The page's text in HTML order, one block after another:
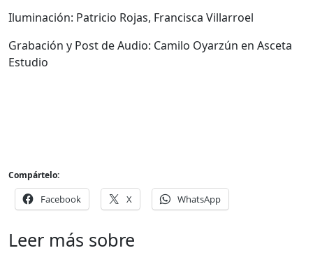
Iluminación: Patricio Rojas, Francisca Villarroel
Grabación y Post de Audio: Camilo Oyarzún en Asceta
Estudio
Compártelo:
Facebook X WhatsApp
Leer más sobre